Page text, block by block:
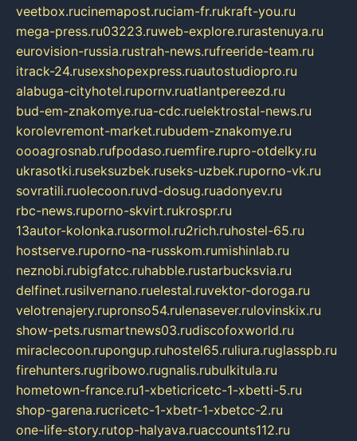
veetbox.rucinemapost.ruciam-fr.rukraft-you.ru
mega-press.ru03223.ruweb-explore.rurastenuya.ru
eurovision-russia.rustrah-news.rufreeride-team.ru
itrack-24.rusexshopexpress.ruautostudiopro.ru
alabuga-cityhotel.rupornv.ruatlantpereezd.ru
bud-em-znakomye.rua-cdc.ruelektrostal-news.ru
korolevremont-market.rubudem-znakomye.ru
oooagrosnab.rufpodaso.ruemfire.rupro-otdelky.ru
ukrasotki.ruseksuzbek.ruseks-uzbek.ruporno-vk.ru
sovratili.ruolecoon.ruvd-dosug.ruadonyev.ru
rbc-news.ruporno-skvirt.rukrospr.ru
13autor-kolonka.rusormol.ru2rich.ruhostel-65.ru
hostserve.ruporno-na-russkom.rumishinlab.ru
neznobi.rubigfatcc.ruhabble.rustarbucksvia.ru
delfinet.rusilvernano.ruelestal.ruvektor-doroga.ru
velotrenajery.rupronso54.rulenasever.rulovinskix.ru
show-pets.rusmartnews03.rudiscofoxworld.ru
miraclecoon.rupongup.ruhostel65.ruliura.ruglasspb.ru
firehunters.rugribowo.rugnalis.rubulkitula.ru
hometown-france.ru1-xbeticricetc-1-xbetti-5.ru
shop-garena.rucricetc-1-xbetr-1-xbetcc-2.ru
one-life-story.rutop-halyava.ruaccounts112.ru